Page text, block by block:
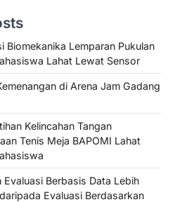
Biomekanika Lemparan Pukulan
Lahat Lewat Sensor
di Arena Jam Gadang
Kelincahan Tangan
Tenis Meja BAPOMI Lahat
Evaluasi Berbasis Data Lebih
Evaluasi Berdasarkan